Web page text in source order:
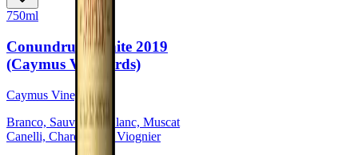
750ml
Conundrum White 2019
(Caymus Vineyards)
Caymus Vineyards
Branco, Sauvignon Blanc, Muscat
Canelli, Chardonnay, Viognier